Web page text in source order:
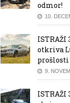
odmor!
10.
ISTRAŽI
otkriva
prošlosti
9.
ISTRAŽI